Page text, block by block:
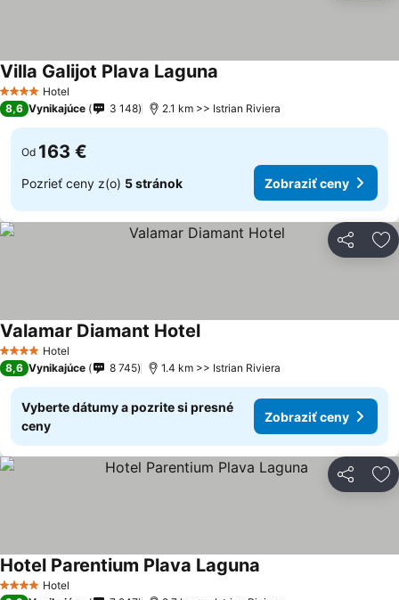
4 Počet hviezdičiek
Hotel
Villa Galijot Plava Laguna
8,6 Vynikajúce 3 148 2.1 km >> Istrian Riviera
Od 163 €
Pozrieť ceny z(o) 5 stránok Zobraziť ceny
Zdieľať
4 Počet hviezdičiek
Hotel
Valamar Diamant Hotel
8,6 Vynikajúce 8 745 1.4 km >> Istrian Riviera
Vyberte dátumy a pozrite si presné
ceny
Zobraziť ceny
Zdieľať
4 Počet hviezdičiek
Hotel
Hotel Parentium Plava Laguna